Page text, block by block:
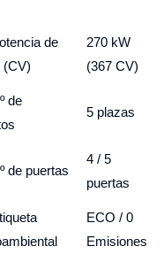
de
(CV)
270 kW
(367 CV)
de
5 plazas
de puertas
4 / 5
puertas
ECO / 0
Emisiones